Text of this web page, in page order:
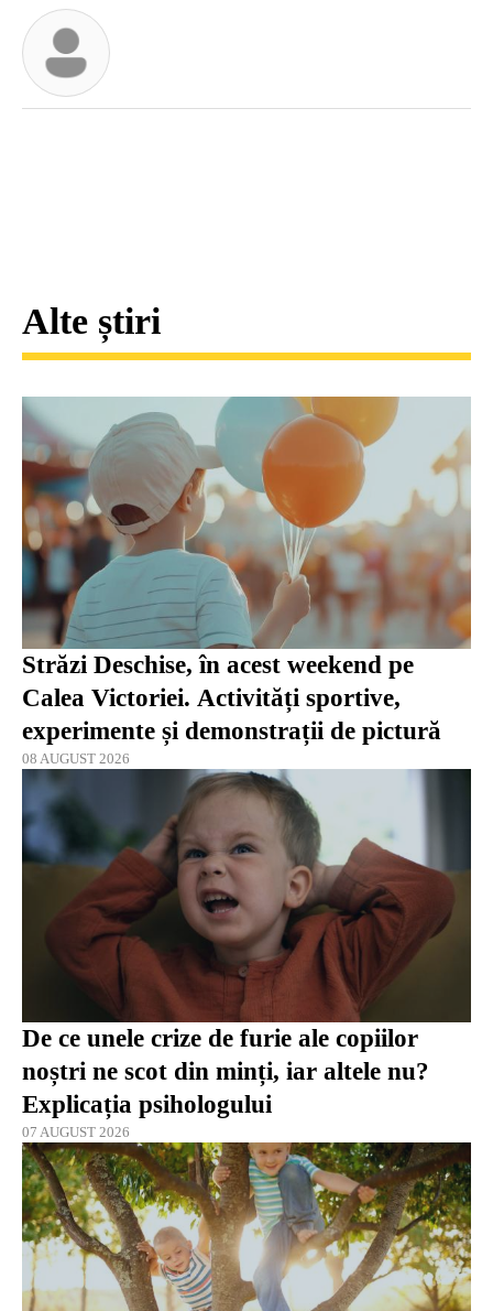
Alte știri
Străzi Deschise, în acest weekend pe
Calea Victoriei. Activități sportive,
experimente și demonstrații de pictură
08 AUGUST 2026
De ce unele crize de furie ale copiilor
noștri ne scot din minți, iar altele nu?
Explicația psihologului
07 AUGUST 2026